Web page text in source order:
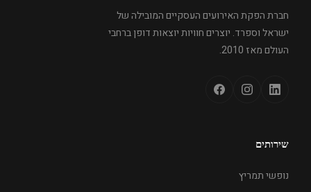
חברת הפקת האירועים העסקיים המובילה של
ישראל וספרד. יוצרים חוויות יוצאות דופן ברחבי
העולם מאז 2010.
שירותים
נופשי תמריץ